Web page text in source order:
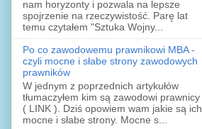
nam horyzonty i pozwala na lepsze
spojrzenie na rzeczywistość. Parę lat
temu czytałem "Sztuka Wojny...
Po co zawodowemu prawnikowi MBA -
czyli mocne i słabe strony zawodowych
prawników
W jednym z poprzednich artykułów
tłumaczyłem kim są zawodowi prawnicy
( LINK ). Dziś opowiem wam jakie są ich
mocne i słabe strony. Mocne s...